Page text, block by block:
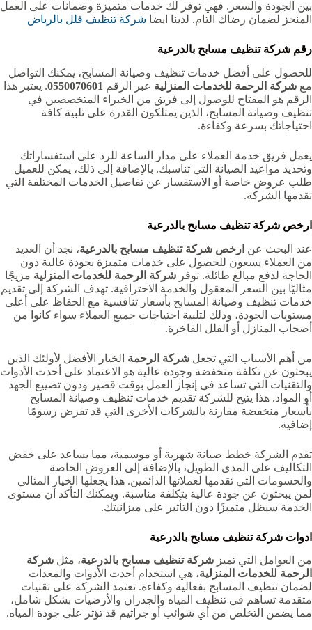
بين الجودة والسعر. فهي توفر لك خدمات متميزة وضمانات على العمل
المنجز لضمان رضاك التام. لدينا ايضا شركة تنظيف فلل بالرياض
رقم شركة تنظيف مسابح بالدرعية
للحصول على أفضل خدمات تنظيف وصيانة المسابح، يمكنك التواصل
مع شركة الرحمة للخدمات المنزلية عبر الرقم 0550070601. يعتبر هذا
الرقم هو المفتاح للوصول إلى فريق من الخبراء المتخصصين في
تنظيف وصيانة المسابح، الذين يمتلكون القدرة على تلبية كافة
احتياجاتك بسرعة وكفاءة.
يعمل فريق خدمة العملاء على مدار الساعة للرد على استفساراتك
وتحديد مواعيد الصيانة التي تناسبك. بالإضافة إلى ذلك، يمكن للعميل
طلب عروض خاصة أو الاستفسار عن تفاصيل الخدمات المختلفة التي
تقدمها الشركة.
ارخص شركة تنظيف مسابح بالدرعية
عند البحث عن ارخص شركة تنظيف مسابح بالدرعية، نجد أن العديد
من العملاء يسعون للحصول على خدمات متميزة بجودة عالية دون
الحاجة لدفع مبالغ طائلة. توفر شركة الرحمة للخدمات المنزلية مزيجًا
مثاليًا بين السعر المعقول والخدمة الاحترافية. تهدف الشركة إلى تقديم
خدمات تنظيف وصيانة المسابح بأسعار تنافسية مع الحفاظ على أعلى
مستويات الجودة، وذلك لتلبية احتياجات جميع العملاء سواء كانوا من
أصحاب المنازل أو الفلل الفاخرة.
من أهم الأسباب التي تجعل شركة الرحمة الخيار الأفضل لأولئك الذين
يبحثون عن تكلفة منخفضة وجودة عالية هو الاعتماد على أحدث الأدوات
والتقنيات التي تساعد في إنجاز العمل بوقت قصير ودون تضييع الجهد
أو المواد. هذا يتيح للشركة تقديم خدمات تنظيف وصيانة المسابح
بأسعار منخفضة مقارنة بالشركات الأخرى التي قد تفرض رسومًا
إضافية.
تقدم الشركة خطط صيانة شهرية أو موسمية، مما يساعد على خفض
التكاليف على المدى الطويل، بالإضافة إلى العروض الخاصة
والحسومات التي تقدمها لعملائها الدائمين. هذا يجعلها الخيار المثالي
لمن يبحثون عن جودة عالية بتكلفة مناسبة. ويمكنك التأكد أن مستوى
الخدمة سيظل متميزًا دون التأثير على ميزانيتك.
ادوات شركة تنظيف مسابح بالدرعية
من العوامل التي تميز شركة تنظيف مسابح بالدرعية، مثل شركة
الرحمة للخدمات المنزلية، هي استخدام أحدث الأدوات والمعدات
لضمان تنظيف المسابح بفعالية وكفاءة. تعتمد الشركة على تقنيات
متقدمة تساهم في تنظيف المياه والجدران والأرضيات بشكل شامل،
مما يضمن التخلص من أي شوائب أو جراثيم قد تؤثر على جودة المياه.